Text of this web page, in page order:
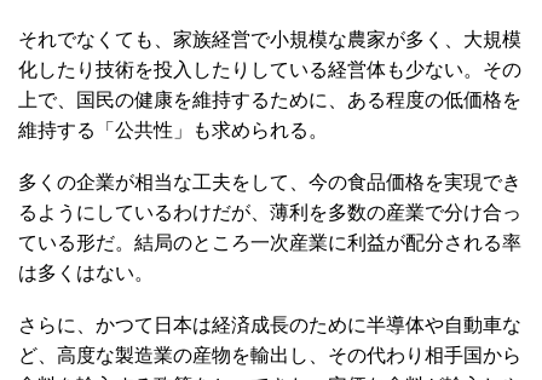
それでなくても、家族経営で小規模な農家が多く、大規模
化したり技術を投入したりしている経営体も少ない。その
上で、国民の健康を維持するために、ある程度の低価格を
維持する「公共性」も求められる。
多くの企業が相当な工夫をして、今の食品価格を実現でき
るようにしているわけだが、薄利を多数の産業で分け合っ
ている形だ。結局のところ一次産業に利益が配分される率
は多くはない。
さらに、かつて日本は経済成長のために半導体や自動車な
ど、高度な製造業の産物を輸出し、その代わり相手国から